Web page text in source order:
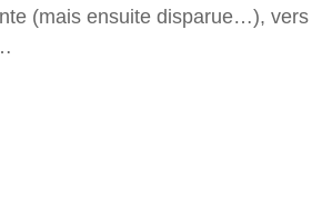
(mais ensuite disparue…),